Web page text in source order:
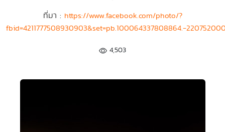
ที่มา : https://www.facebook.com/photo/?
fbid=4211777508930903&set=pb.100064337808864.-
4,503